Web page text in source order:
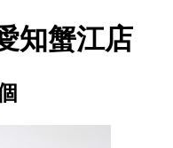
知蟹江店